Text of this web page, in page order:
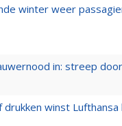
winter weer
in: streep
winst Lufthansa